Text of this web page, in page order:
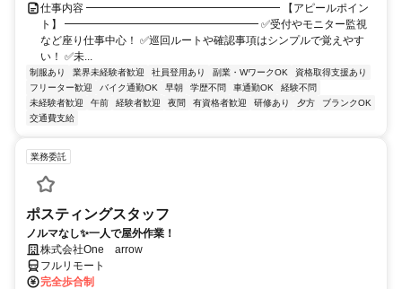
仕事内容 ━━━━━━━━━━━━━━━━━━ 【アピールポイン
ト】 ━━━━━━━━━━━━━━━━━━ ✅受付やモニター監視
など座り仕事中心！ ✅巡回ルートや確認事項はシンプルで覚えやす
い！ ✅未...
制服あり 業界未経験者歓迎 社員登用あり 副業・WワークOK
資格取得支援あり
フリーター歓迎
バイク通勤OK 早朝 学歴不問 車通勤OK
経験不問
未経験者歓迎
午前 経験者歓迎 夜間 有資格者歓迎 研修あり 夕方
ブランクOK
交通費支給
業務委託
ポスティングスタッフ
ノルマなし✨一人で屋外作業！
株式会社One arrow
フルリモート
完全歩合制